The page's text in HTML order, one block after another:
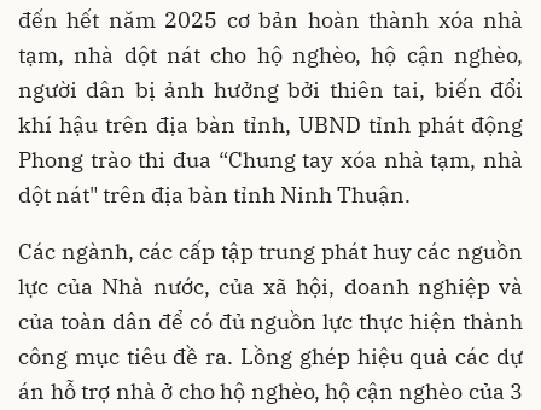
đến hết năm 2025 cơ bản hoàn thành xóa nhà
tạm, nhà dột nát cho hộ nghèo, hộ cận nghèo,
người dân bị ảnh hưởng bởi thiên tai, biến đổi
khí hậu trên địa bàn tỉnh, UBND tỉnh phát động
Phong trào thi đua “Chung tay xóa nhà tạm, nhà
dột nát" trên địa bàn tỉnh Ninh Thuận.
Các ngành, các cấp tập trung phát huy các nguồn
lực của Nhà nước, của xã hội, doanh nghiệp và
của toàn dân để có đủ nguồn lực thực hiện thành
công mục tiêu đề ra. Lồng ghép hiệu quả các dự
án hỗ trợ nhà ở cho hộ nghèo, hộ cận nghèo của 3